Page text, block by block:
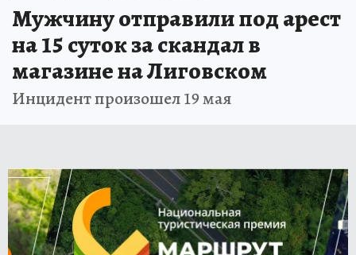
Мужчину отправили под арест
на 15 суток за скандал в
магазине на Лиговском
Инцидент произошел 19 мая